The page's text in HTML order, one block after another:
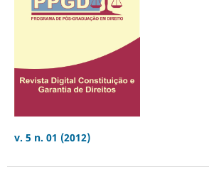
v. 5 n. 01 (2012)